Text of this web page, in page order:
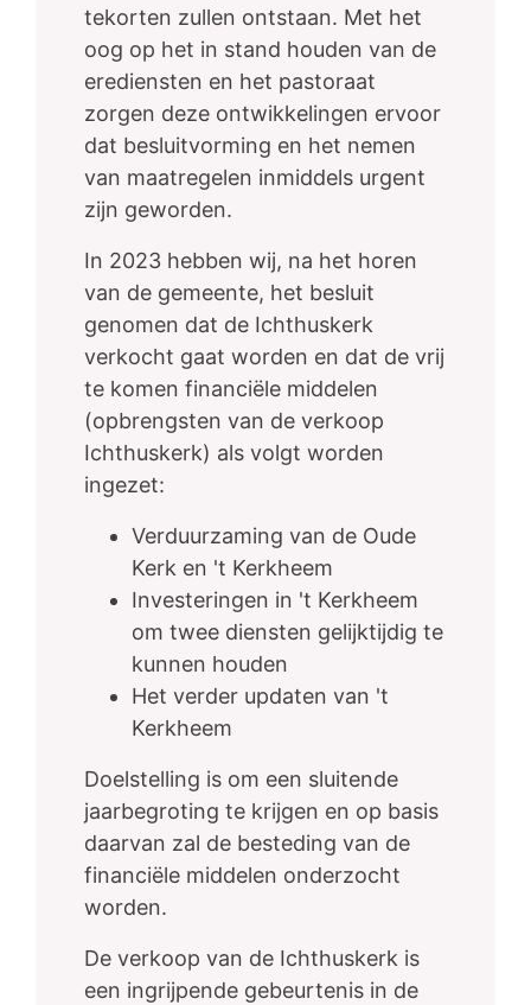
tekorten zullen ontstaan. Met het
oog op het in stand houden van de
erediensten en het pastoraat
zorgen deze ontwikkelingen ervoor
dat besluitvorming en het nemen
van maatregelen inmiddels urgent
zijn geworden.
In 2023 hebben wij, na het horen
van de gemeente, het besluit
genomen dat de Ichthuskerk
verkocht gaat worden en dat de vrij
te komen financiële middelen
(opbrengsten van de verkoop
Ichthuskerk) als volgt worden
ingezet:
Verduurzaming van de Oude
Kerk en 't Kerkheem
Investeringen in 't Kerkheem
om twee diensten gelijktijdig te
kunnen houden
Het verder updaten van 't
Kerkheem
Doelstelling is om een sluitende
jaarbegroting te krijgen en op basis
daarvan zal de besteding van de
financiële middelen onderzocht
worden.
De verkoop van de Ichthuskerk is
een ingrijpende gebeurtenis in de